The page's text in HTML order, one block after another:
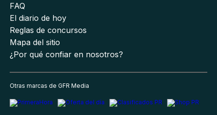
FAQ
El diario de hoy
Reglas de concursos
Mapa del sitio
¿Por qué confiar en nosotros?
Otras marcas de GFR Media